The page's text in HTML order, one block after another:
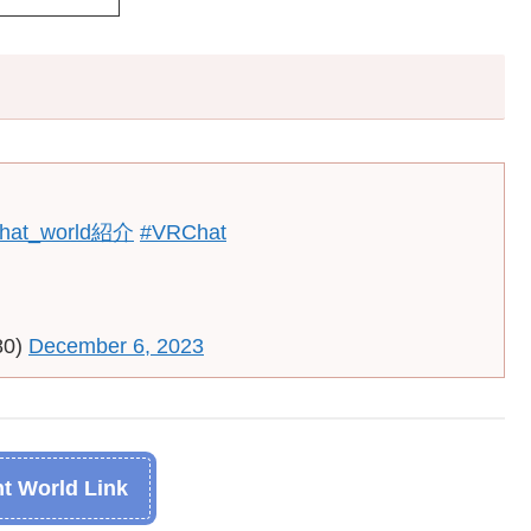
紹介 #VRChat
December 6, 2023
World Link